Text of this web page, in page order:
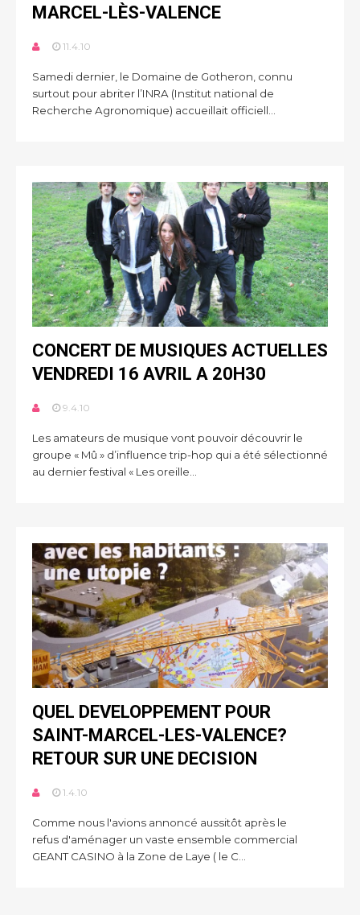
MARCEL-LÈS-VALENCE
11.4.10
Samedi dernier, le Domaine de Gotheron, connu
surtout pour abriter l’INRA (Institut national de
Recherche Agronomique) accueillait officiell...
CONCERT DE MUSIQUES ACTUELLES
VENDREDI 16 AVRIL A 20H30
9.4.10
Les amateurs de musique vont pouvoir découvrir le
groupe « Mû » d’influence trip-hop qui a été sélectionné
au dernier festival « Les oreille...
QUEL DEVELOPPEMENT POUR
SAINT-MARCEL-LES-VALENCE?
RETOUR SUR UNE DECISION
1.4.10
Comme nous l'avions annoncé aussitôt après le
refus d'aménager un vaste ensemble commercial
GEANT CASINO à la Zone de Laye ( le C...